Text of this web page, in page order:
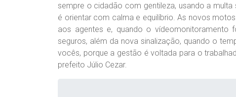
sempre o cidadão com gentileza, usando a
é orientar com calma e equilíbrio. As novos
aos agentes e, quando o
seguros, além da nova sinalização, quando o
vocês, porque a gestão é voltada para o
prefeito Júlio Cezar.